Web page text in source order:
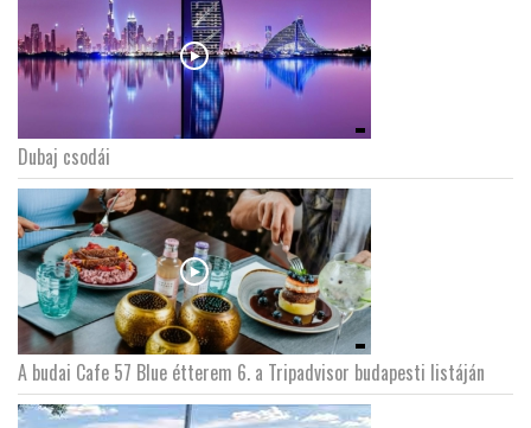
Dubaj csodái
A budai Cafe 57 Blue étterem 6. a Tripadvisor budapesti listáján